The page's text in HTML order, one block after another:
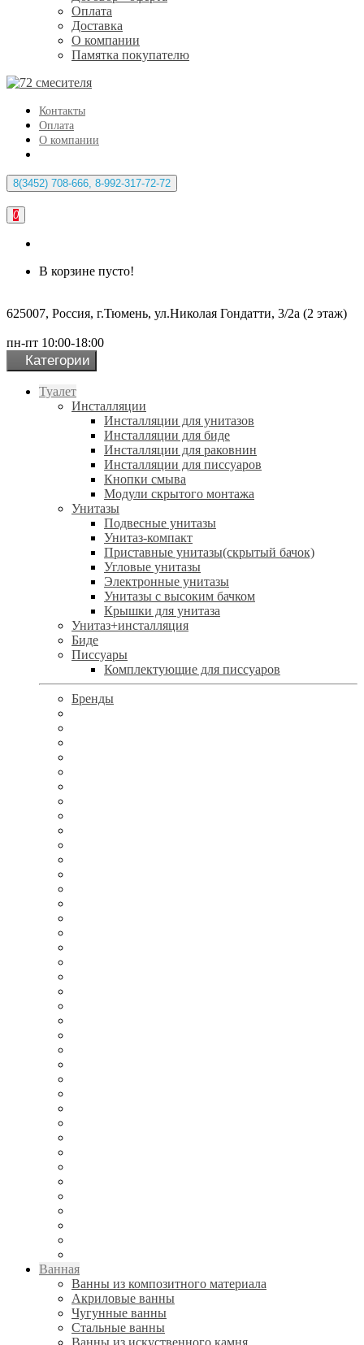
Оплата
Доставка
О компании
Памятка покупателю
Контакты
Оплата
О компании
8(3452) 708-666, 8-992-317-72-72
0
В корзине пусто!
625007, Россия, г.Тюмень, ул.Николая Гондатти, 3/2а (2 этаж)
пн-пт 10:00-18:00
Категории
Туалет
Инсталляции
Инсталляции для унитазов
Инсталляции для биде
Инсталляции для раковнин
Инсталляции для писсуаров
Кнопки смыва
Модули скрытого монтажа
Унитазы
Подвесные унитазы
Унитаз-компакт
Приставные унитазы(скрытый бачок)
Угловые унитазы
Электронные унитазы
Унитазы с высоким бачком
Крышки для унитаза
Унитаз+инсталляция
Биде
Писсуары
Комплектующие для писсуаров
Бренды
Ванная
Ванны из композитного материала
Акриловые ванны
Чугунные ванны
Стальные ванны
Ванны из искуственного камня